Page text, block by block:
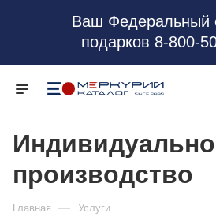
Ваш Федеральный
подарков 8-800-
производство
Главная — Услуги